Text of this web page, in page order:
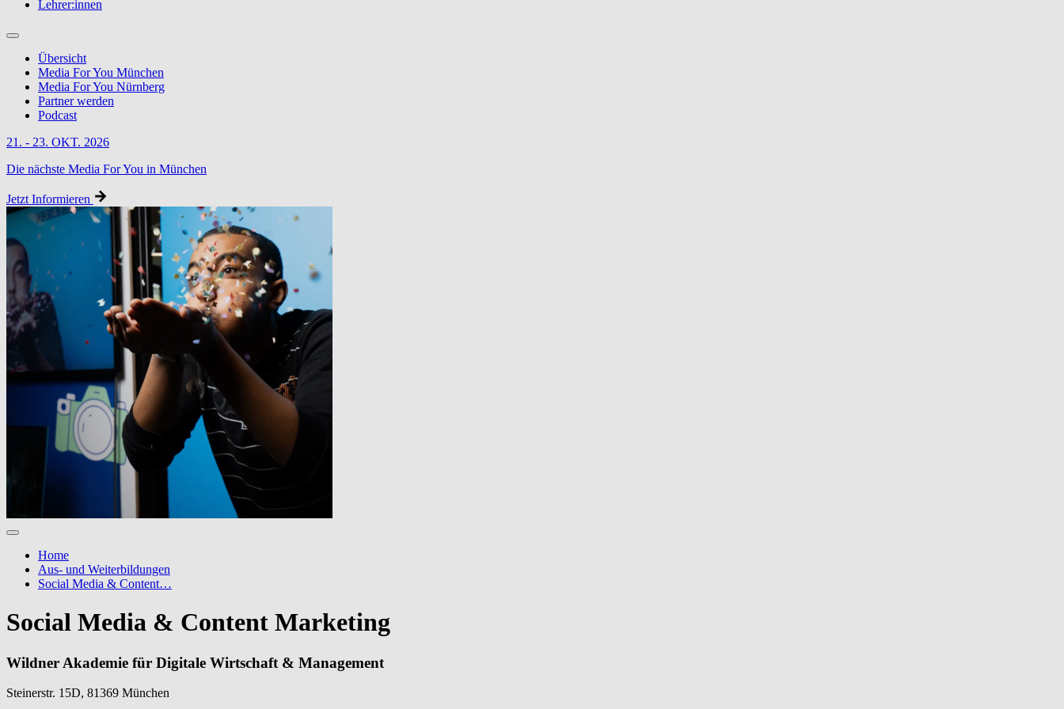
Lehrer:innen
Übersicht
Media For You München
Media For You Nürnberg
Partner werden
Podcast
21. - 23. OKT. 2026
Die nächste Media For You in München
Jetzt Informieren
Home
Aus- und Weiterbildungen
Social Media & Content…
Social Media & Content Marketing
Wildner Akademie für Digitale Wirtschaft & Management
Steinerstr. 15D, 81369 München